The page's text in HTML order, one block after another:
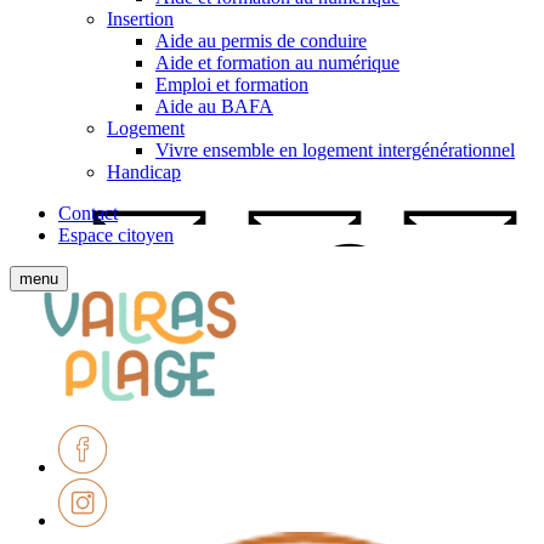
Insertion
Aide au permis de conduire
Aide et formation au numérique
Emploi et formation
Aide au BAFA
Logement
Vivre ensemble en logement intergénérationnel
Handicap
Contact
Espace citoyen
Afficher
le
menu
mobile
menu